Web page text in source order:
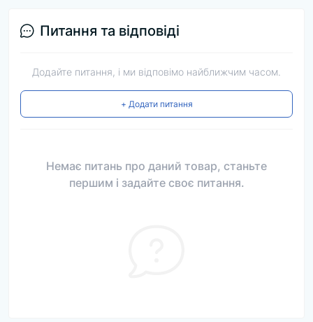
Питання та відповіді
Додайте питання, і ми відповімо найближчим часом.
+ Додати питання
Немає питань про даний товар, станьте
першим і задайте своє питання.